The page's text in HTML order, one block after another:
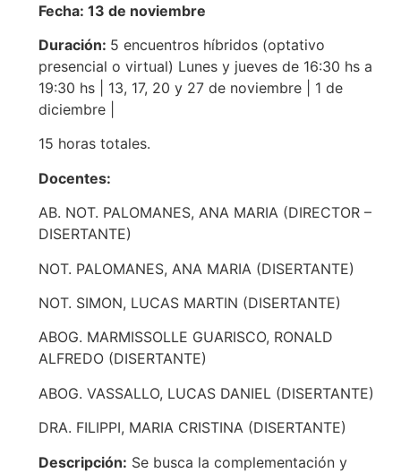
Fecha: 13 de noviembre
Duración: 5 encuentros híbridos (optativo
presencial o virtual) Lunes y jueves de 16:30 hs a
19:30 hs | 13, 17, 20 y 27 de noviembre | 1 de
diciembre |
15 horas totales.
Docentes:
AB. NOT. PALOMANES, ANA MARIA (DIRECTOR –
DISERTANTE)
NOT. PALOMANES, ANA MARIA (DISERTANTE)
NOT. SIMON, LUCAS MARTIN (DISERTANTE)
ABOG. MARMISSOLLE GUARISCO, RONALD
ALFREDO (DISERTANTE)
ABOG. VASSALLO, LUCAS DANIEL (DISERTANTE)
DRA. FILIPPI, MARIA CRISTINA (DISERTANTE)
Descripción: Se busca la complementación y